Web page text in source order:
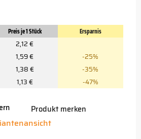
Preis je 1 Stück
Ersparnis
2,12 €
1,59 €
-25%
1,38 €
-35%
1,13 € -47%
Platzhalter
Button
Produkt merken